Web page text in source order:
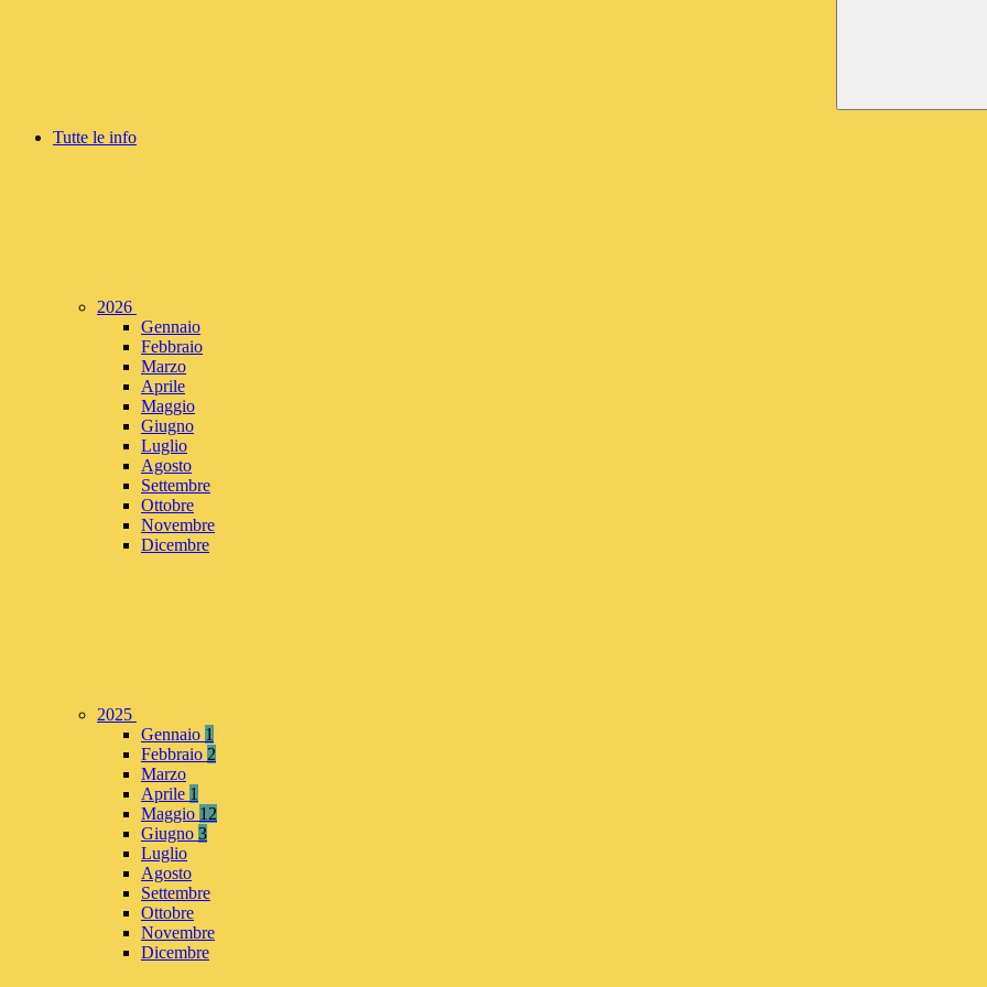
Tutte le info
2026
Gennaio
Febbraio
Marzo
Aprile
Maggio
Giugno
Luglio
Agosto
Settembre
Ottobre
Novembre
Dicembre
2025
Gennaio 1
Febbraio 2
Marzo
Aprile 1
Maggio 12
Giugno 3
Luglio
Agosto
Settembre
Ottobre
Novembre
Dicembre